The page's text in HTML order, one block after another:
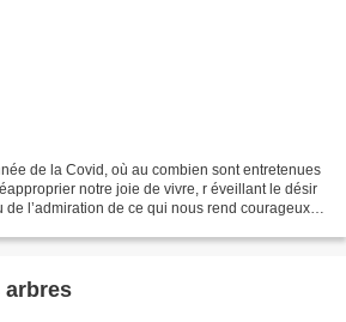
de la Covid, où au combien sont entretenues
notre joie de vivre, r éveillant le désir
l’admiration de ce qui nous rend courageux.
arbres